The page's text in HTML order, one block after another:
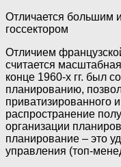
Отличается большим
госсектором
Отличием
считается
конце 1960-х гг. был
планированию,
приватизированного
распространение
организации
планирование – это
управления (топ-